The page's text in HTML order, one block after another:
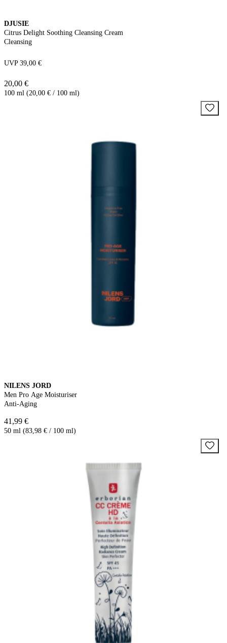
DJUSIE
Citrus Delight Soothing Cleansing Cream
Cleansing
UVP 39,00 €
20,00 €
100 ml (20,00 € / 100 ml)
NILENS JORD
Men Pro Age Moisturiser
Anti-Aging
41,99 €
50 ml (83,98 € / 100 ml)